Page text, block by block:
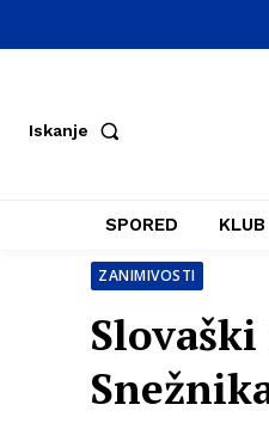
Iskanje
SPORED KLUB
ZANIMIVOSTI